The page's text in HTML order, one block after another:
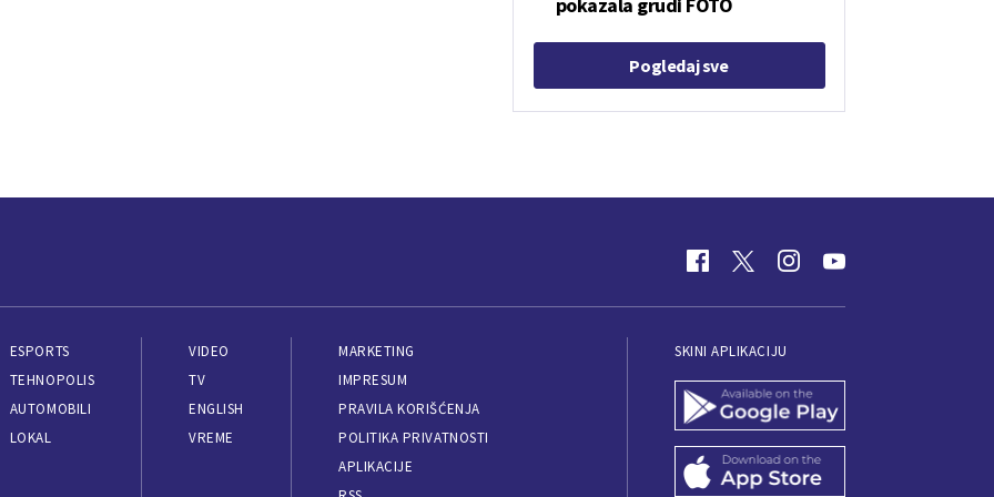
Pogledaj sve
ESPORTS
TEHNOPOLIS
AUTOMOBILI
LOKAL
VIDEO
TV
ENGLISH
VREME
MARKETING
IMPRESUM
PRAVILA KORIŠĆENJA
POLITIKA PRIVATNOSTI
APLIKACIJE
SKINI APLIKACIJU